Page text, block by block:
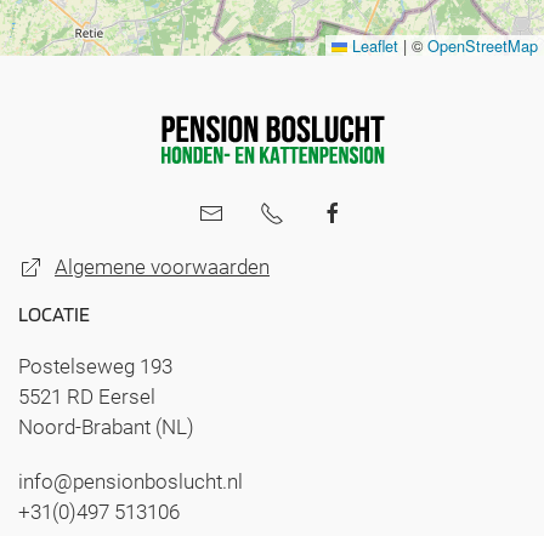
Leaflet | ©OpenStreetMap
Algemene voorwaarden
LOCATIE
Postelseweg 193
5521 RD Eersel
Noord-Brabant (NL)
info@pensionboslucht.nl
+31(0)497 513106